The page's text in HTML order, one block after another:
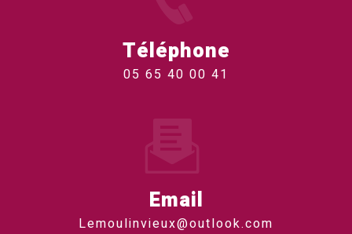
Téléphone
05 65 40 00 41
Email
lemoulinvieux@outlook.com